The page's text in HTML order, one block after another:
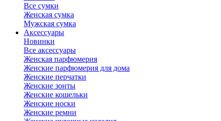
Все сумки
Женская сумка
Мужская сумка
Аксессуары
Новинки
Все аксессуары
Женская парфюмерия
Женские парфюмерия для дома
Женские перчатки
Женские зонты
Женские кошельки
Женские носки
Женские ремни